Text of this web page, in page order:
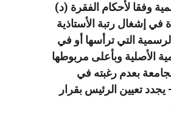
وفقا لأحكام الفقرة (د)
في إشغال رتبة الأستاذية
التي ترأسها أو في
الأصلية وبأعلى مربوطها
بعدم رغبته في
يجدد تعيين الرئيس بقرار